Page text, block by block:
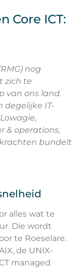
Core ICT:
nog
zich te
van ons land.
degelijke IT-
& operations,
bundelt
alles wat te
Die wordt
te Roeselare.
de UNIX-
managed